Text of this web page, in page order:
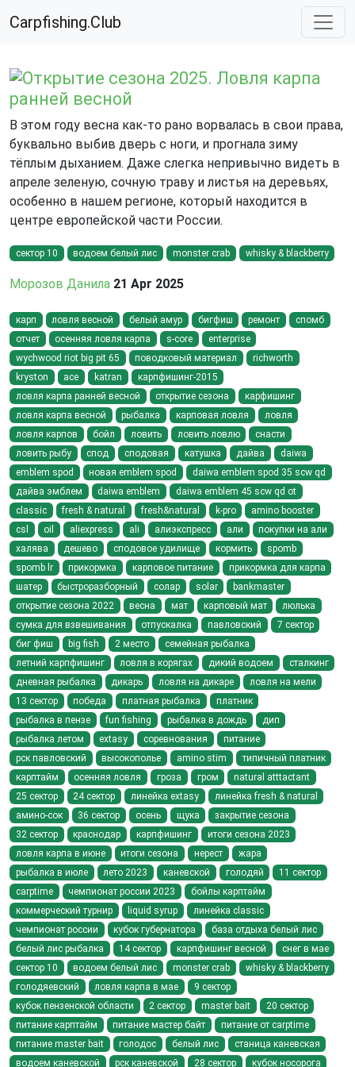
Carpfishing.Club
Открытие сезона 2025. Ловля карпа
ранней весной
В этом году весна как-то рано ворвалась в свои права,
буквально выбив дверь с ноги, и прогнала зиму
тёплым дыханием. Даже слегка непривычно видеть в
апреле зеленую, сочную траву и листья на деревьях,
особенно в нашем регионе, который находится в
центре европейской части России.
сектор 10 водоем белый лис monster crab whisky & blackberry
Морозов Данила 21 Apr 2025
карп ловля весной белый амур бигфиш ремонт
спомб
отчет
осенняя ловля карпа s-core
enterprise
wychwood riot big pit 65
поводковый материал
richworth
kryston
ace katran
карпфишинг-2015
ловля карпа ранней весной
открытие сезона
карфишинг
ловля карпа весной
рыбалка карповая ловля
ловля
ловля карпов
бойл ловить ловить ловлю
снасти
ловить рыбу
спод сподовая катушка дайва
daiwa
emblem spod
новая emblem spod
daiwa emblem spod 35 scw qd
дайва эмблем
daiwa emblem
daiwa emblem 45 scw qd ot
classic
fresh & natural fresh&natural k-pro
amino booster
csl
oil aliexpress ali алиэкспресс али
покупки на али
халява
дешево сподовое удилище кормить
spomb
spomb lr
прикормка карповое питание
прикормка для карпа
шатер
быстроразборный солар solar
bankmaster
открытие сезона 2022
весна мат карповый мат
люлька
сумка для взвешивания
отпускалка павловский
7 сектор
биг фиш
big fish 2 место
семейная рыбалка
летний карпфишинг
ловля в корягах дикий водоем
сталкинг
дневная рыбалка
дикарь ловля на дикаре
ловля на мели
13 сектор
победа платная рыбалка
платник
рыбалка в пензе
fun fishing рыбалка в дождь
дип
рыбалка летом
extasy соревнования
питание
рск павловский
высокополье amino stim
типичный платник
карптайм
осенняя ловля гроза гром
natural atttactant
25 сектор
24 сектор линейка extasy
линейка fresh & natural
амино-сок
36 сектор осень щука
закрытие сезона
32 сектор
краснодар карпфишинг
итоги сезона 2023
ловля карпа в июне
итоги сезона нерест
жара
рыбалка в июле
лето 2023 каневской голодяй
11 сектор
carptime
чемпионат россии 2023
бойлы карптайм
коммерческий турнир
liquid syrup
линейка classic
чемпионат россии
кубок губернатора
база отдыха белый лис
белый лис рыбалка
14 сектор карпфишинг весной
снег в мае
сектор 10
водоем белый лис monster crab
whisky & blackberry
голодяевский
ловля карпа в мае
9 сектор
кубок пензенской области
2 сектор master bait
20 сектор
питание карптайм
питание мастер байт
питание от carptime
питание master bait
голодос белый лис
станица каневская
водоем каневской
рск каневской 28 сектор кубок носорога